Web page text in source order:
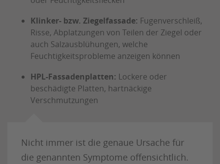
Klinker- bzw. Ziegelfassade: Fugenverschleiß,
Risse, Abplatzungen von Teilen der Ziegel oder
auch Salzausblühungen, welche
Feuchtigkeitsprobleme anzeigen können
HPL-Fassadenplatten: Lockere oder
beschädigte Platten, hartnäckige
Verschmutzungen
Nicht immer ist die genaue Ursache für
die genannten Symptome offensichtlich.